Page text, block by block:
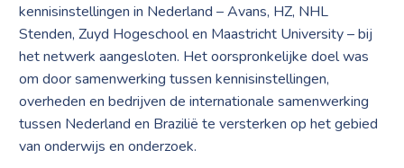
kennisinstellingen in Nederland – Avans, HZ, NHL
Stenden, Zuyd Hogeschool en Maastricht University – bij
het netwerk aangesloten. Het oorspronkelijke doel was
om door samenwerking tussen kennisinstellingen,
overheden en bedrijven de internationale samenwerking
tussen Nederland en Brazilië te versterken op het gebied
van onderwijs en onderzoek.